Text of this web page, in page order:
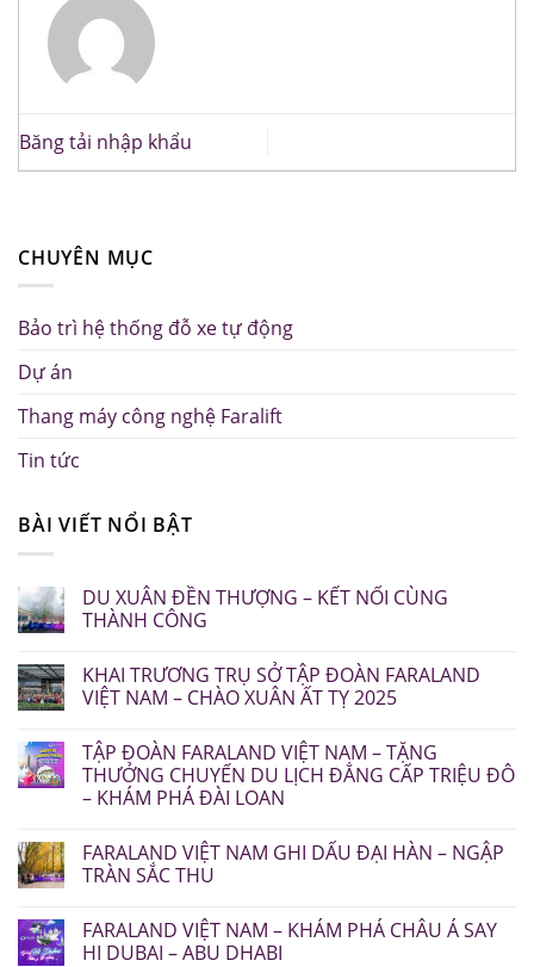
Băng tải nhập khẩu
CHUYÊN MỤC
Bảo trì hệ thống đỗ xe tự động
Dự án
Thang máy công nghệ Faralift
Tin tức
BÀI VIẾT NỔI BẬT
DU XUÂN ĐỀN THƯỢNG – KẾT NỐI CÙNG
THÀNH CÔNG
KHAI TRƯƠNG TRỤ SỞ TẬP ĐOÀN FARALAND
VIỆT NAM – CHÀO XUÂN ẤT TỴ 2025
TẬP ĐOÀN FARALAND VIỆT NAM – TẶNG
THƯỞNG CHUYẾN DU LỊCH ĐẲNG CẤP TRIỆU ĐÔ
– KHÁM PHÁ ĐÀI LOAN
FARALAND VIỆT NAM GHI DẤU ĐẠI HÀN – NGẬP
TRÀN SẮC THU
FARALAND VIỆT NAM – KHÁM PHÁ CHÂU Á SAY
HI DUBAI – ABU DHABI